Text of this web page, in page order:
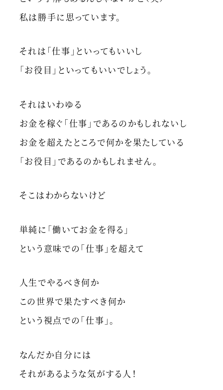
私は勝手に思っています。
それは「仕事」といってもいいし
「お役目」といってもいいでしょう。
それはいわゆる
お金を稼ぐ「仕事」であるのかもしれないし
お金を超えたところで何かを果たしている
「お役目」であるのかもしれません。
そこはわからないけど
単純に「働いてお金を得る」
という意味での「仕事」を超えて
人生でやるべき何か
この世界で果たすべき何か
という視点での「仕事」。
なんだか自分には
それがあるような気がする人！